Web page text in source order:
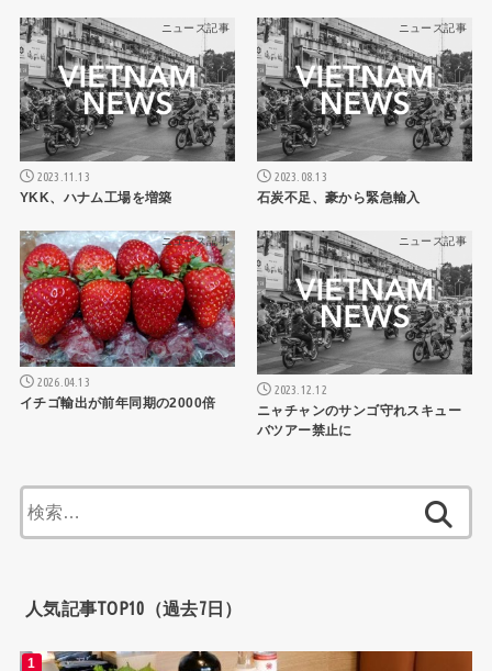
ニュース記事
2023.11.13
YKK、ハナム工場を増築
ニュース記事
2023.08.13
石炭不足、豪から緊急輸入
ニュース記事
2026.04.13
イチゴ輸出が前年同期の2000倍
ニュース記事
2023.12.12
ニャチャンのサンゴ守れスキュー
バツアー禁止に
索:
人気記事TOP10（過去7日）